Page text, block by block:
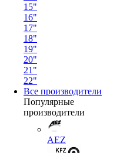
15"
16"
17"
18"
19"
20"
21"
22"
Все производители
Популярные
производители
AEZ